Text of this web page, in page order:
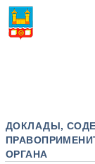
ДОКЛАДЫ,
ОРГАНА